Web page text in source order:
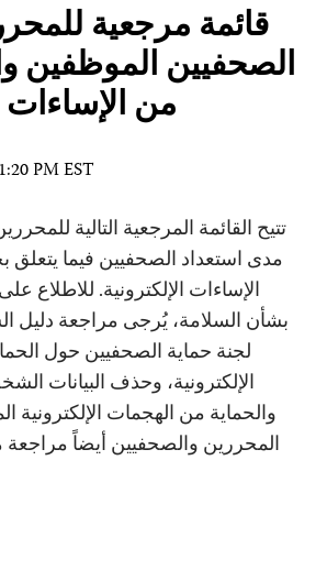
قائمة مرجعية
الصحفيين الموظفين
من الإساءات
PM EST
تتيح القائمة المرجعية التالية
مدى استعداد الصحفيين فيما يتعلق
الإساءات الإلكترونية. للاطلاع
بشأن السلامة، يُرجى مراجعة دليل
لجنة حماية الصحفيين حول
الإلكترونية، وحذف البيانات
والحماية من الهجمات الإلكترونية
المحررين والصحفيين أيضاً